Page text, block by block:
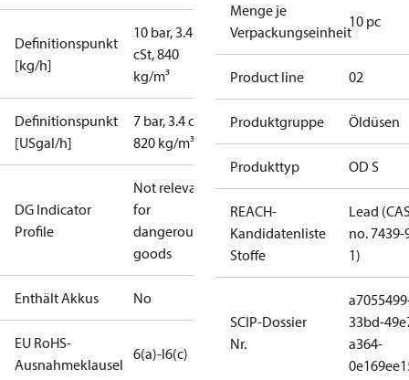
Definitionspunkt
[kg/h]
10 bar, 3.4
cSt, 840
kg/m³
Definitionspunkt
[USgal/h]
7 bar, 3.4 cSt,
820 kg/m³
DG Indicator
Profile
Not relevant
for
dangerous
goods
Enthält Akkus No
EU RoHS-
Ausnahmeklausel
6(a)-I6(c)
Menge je
Verpackungseinheit
10 pc
Product line 02
Produktgruppe Öldüsen
Produkttyp OD S
REACH-
Kandidatenliste
Stoffe
Lead
no. 7439-
1)
SCIP-Dossier
Nr.
33bd-
a364-